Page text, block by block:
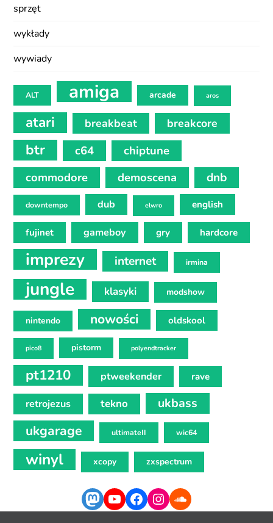
sprzęt
wykłady
wywiady
ALT amiga arcade aros
atari breakbeat breakcore
btr c64
chiptune
commodore
demoscena dnb
downtempo dub elwro english
fujinet gameboy gry hardcore
imprezy internet irmina
jungle klasyki modshow
nintendo nowości oldskool
pico8 pistorm polyendtracker
pt1210 ptweekender rave
retrojezus tekno ukbass
ukgarage ultimateII wic64
winyl xcopy zxspectrum
Mastodon
YouTube
Facebook
Instagram
SoundCloud